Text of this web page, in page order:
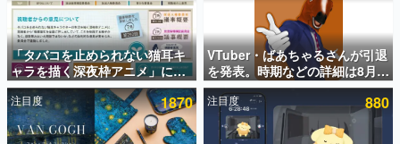
ゲームの企画書
名作ゲームクリエイターの方々に製作時のエピソードをお
聞きし、ヒットする企画（ゲーム）とは何か？を探ってい
きます。
赫本
この物語を解いてはいけない。『赫本』は、〈試験問題〉
の形をした短編ホラー小説集です。
「タバコを止められない猫耳キ
ャラを描く深夜枠アニメ」に視
聴者の一部から批判意見。違法
薬物の使用と思しき描写も含め
て、BPOが議論を交わす
VTuber・ばあちゃるさんが引退
を発表。時期などの詳細は8月9
日15時からの配信で説明
注目度 1870 注目度 880